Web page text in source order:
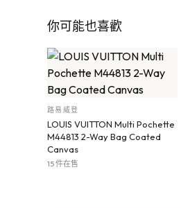
你可能也喜歡
路易威登
LOUIS VUITTON Multi Pochette
M44813 2-Way Bag Coated
Canvas
15 件在售